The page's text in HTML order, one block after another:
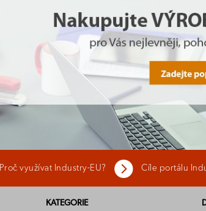
Proč využívat Industry-EU? Cíle portálu
KATEGORIE